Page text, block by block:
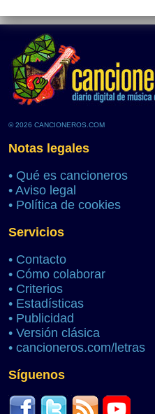
© 2026 CANCIONEROS.COM
Notas legales
• Qué es cancioneros
• Aviso legal
• Política de cookies
Servicios
• Contacto
• Cómo colaborar
• Criterios
• Estadísticas
• Publicidad
• Versión clásica
• cancioneros.com/letras
Síguenos